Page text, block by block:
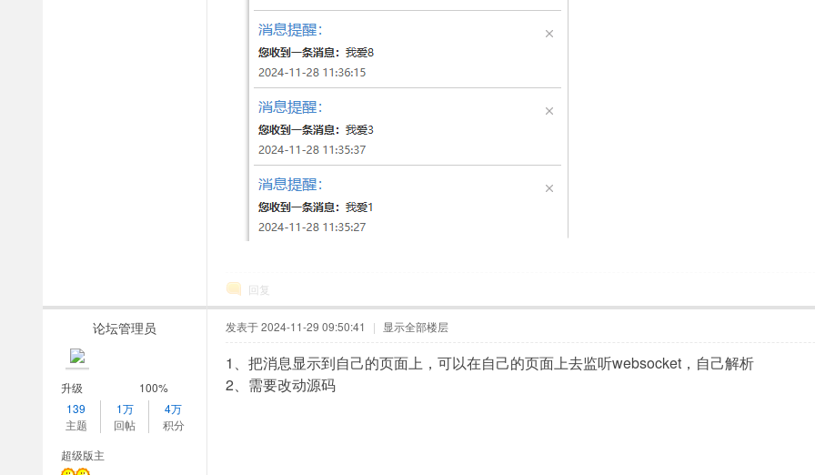
回复
论坛管理员
升级
100%
139
主题
1万
回帖
4万
积分
超级版主
发表于 2024-11-29 09:50:41 | 显示全部楼层
1、把消息显示到自己的页面上，可以在自己的页面上去监听websocket，自己解析
2、需要改动源码